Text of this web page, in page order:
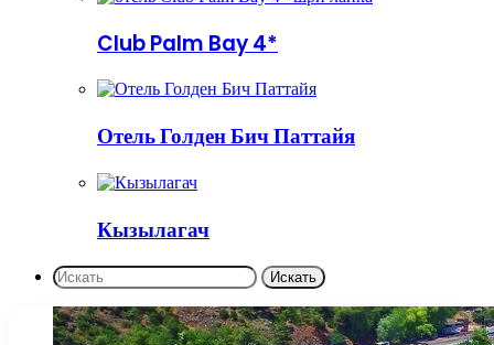
Club Palm Bay 4*
Отель Голден Бич Паттайя
Кызылагач
Искать